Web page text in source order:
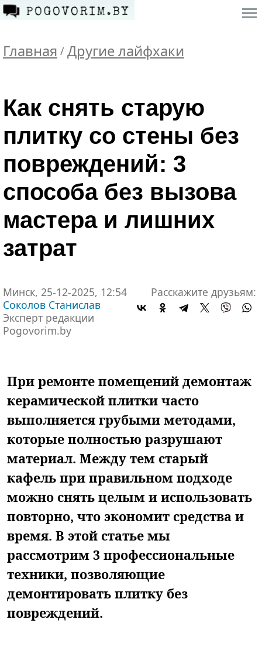
Главная / Другие лайфхаки
Как снять старую
плитку со стены без
повреждений: 3
способа без вызова
мастера и лишних
затрат
Минск, 25-12-2025, 12:54
Соколов Станислав
Эксперт редакции
Pogovorim.by
Расскажите друзьям:
При ремонте помещений демонтаж
керамической плитки часто
выполняется грубыми методами,
которые полностью разрушают
материал. Между тем старый
кафель при правильном подходе
можно снять целым и использовать
повторно, что экономит средства и
время. В этой статье мы
рассмотрим 3 профессиональные
техники, позволяющие
демонтировать плитку без
повреждений.